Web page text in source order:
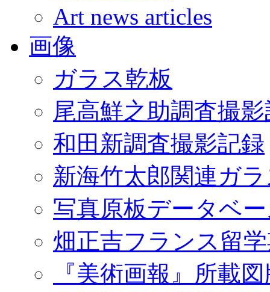
Art news articles
画像
ガラス乾板
尾高鮮之助調査撮
和田新調査撮影記録
新海竹太郎関連ガ
写真原板データベ
畑正吉フランス留
『美術画報』所載